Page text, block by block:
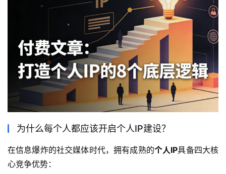
为什么每个人都应该开启个人IP建设？
在信息爆炸的社交媒体时代，拥有成熟的个人IP具备四大核
心竞争优势：